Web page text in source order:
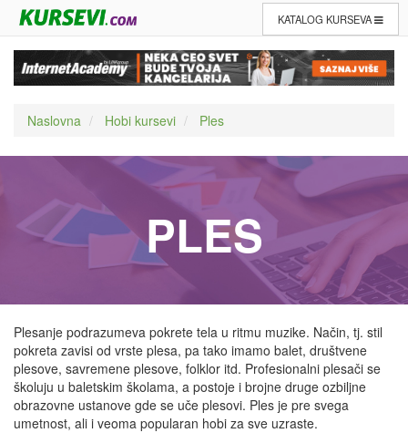
KATALOG KURSEVA
Naslovna Hobi kursevi Ples
PLES
Plesanje podrazumeva pokrete tela u ritmu muzike. Način, tj. stil
pokreta zavisi od vrste plesa, pa tako imamo balet, društvene
plesove, savremene plesove, folklor itd. Profesionalni plesači se
školuju u baletskim školama, a postoje i brojne druge ozbiljne
obrazovne ustanove gde se uče plesovi. Ples je pre svega
umetnost, ali i veoma popularan hobi za sve uzraste.